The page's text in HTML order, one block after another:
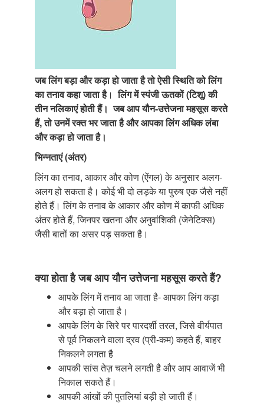
जब लिंग बड़ा और कड़ा हो जाता है तो ऐसी स्थिति को लिंग
का तनाव कहा जाता है।लिंग में स्पंजी ऊतकों (टिशू) की
तीन नलिकाएं होती हैं। जब आप यौन-उत्तेजना महसूस करते
हैं, तो उनमें रक्त भर जाता है और आपका लिंग अधिक लंबा
और कड़ा हो जाता है।
भिन्नताएं (अंतर)
लिंग का तनाव, आकार और कोण (ऐंगल) के अनुसार अलग-
अलग हो सकता है। कोई भी दो लड़के या पुरुष एक जैसे नहीं
होते हैं। लिंग के तनाव के आकार और कोण में काफी अधिक
अंतर होते हैं, जिनपर खतना और अनुवांशिकी (जेनेटिक्स)
जैसी बातों का असर पड़ सकता है।
क्या होता है जब आप यौन उत्तेजना महसूस करते हैं?
आपके लिंग में तनाव आ जाता है- आपका लिंग कड़ा
और बड़ा हो जाता है।
आपके लिंग के सिरे पर पारदर्शी तरल, जिसे वीर्यपात
से पूर्व निकलने वाला द्रव (प्री-कम) कहते हैं, बाहर
निकलने लगता है
आपकी सांस तेज़ चलने लगती है और आप आवाजें भी
निकाल सकते हैं।
आपकी आंखों की पुतलियां बड़ी हो जाती हैं।